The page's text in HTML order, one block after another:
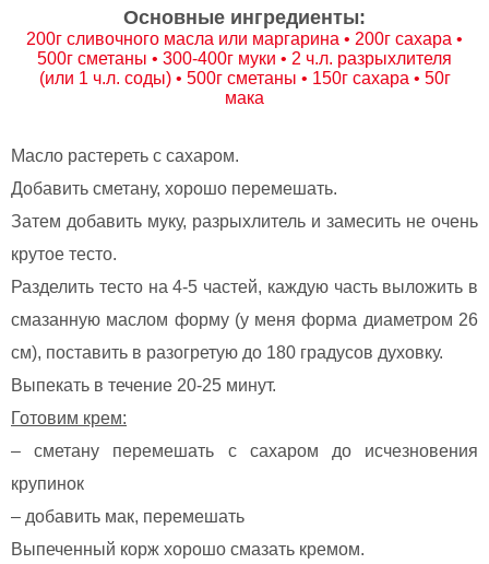
Основные ингредиенты:
200г сливочного масла или маргарина • 200г сахара •
500г сметаны • 300-400г муки • 2 ч.л. разрыхлителя
(или 1 ч.л. соды) • 500г сметаны • 150г сахара • 50г
мака
Масло растереть с сахаром.
Добавить сметану, хорошо перемешать.
Затем добавить муку, разрыхлитель и замесить не очень
крутое тесто.
Разделить тесто на 4-5 частей, каждую часть выложить в
смазанную маслом форму (у меня форма диаметром 26
см), поставить в разогретую до 180 градусов духовку.
Выпекать в течение 20-25 минут.
Готовим крем:
– сметану перемешать с сахаром до исчезновения
крупинок
– добавить мак, перемешать
Выпеченный корж хорошо смазать кремом.